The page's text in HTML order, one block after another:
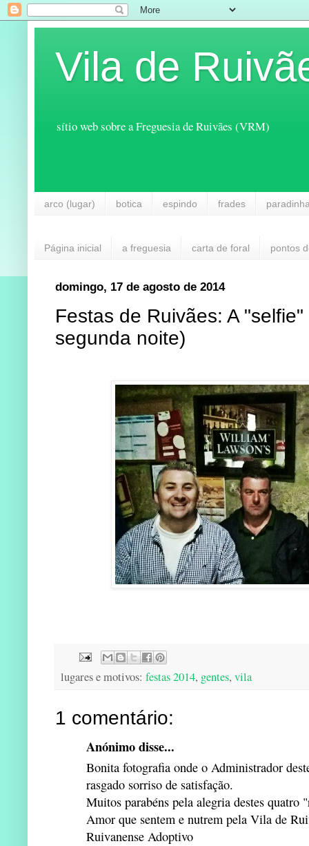
Vila de
sítio web sobre a Freguesia de Ruivães (VRM)
arco (lugar) botica espindo frades
Página inicial a freguesia carta de foral pontos
domingo, 17 de agosto de 2014
Festas de Ruivães: A
segunda noite)
lugares e motivos: festas 2014, gentes, vila
1 comentário:
Anónimo disse...
Bonita fotografia onde o Administrador
rasgado sorriso de satisfação.
Muitos parabéns pela alegria destes quatro
Amor que sentem e nutrem pela Vila de
Ruivanense Adoptivo